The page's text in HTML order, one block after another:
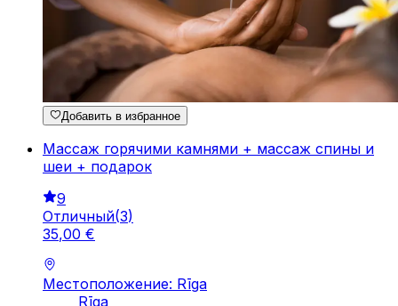
Добавить в избранное
Массаж горячими камнями + массаж спины и
шеи + подарок
9
Отличный(3)
35,00 €
Местоположение: Rīga
Rīga